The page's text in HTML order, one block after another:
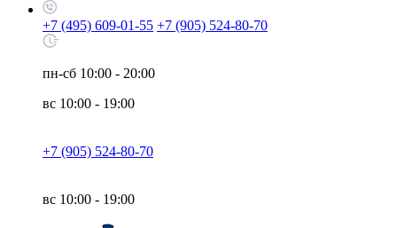
+7 (495) 609-01-55 +7 (905) 524-80-70
пн-сб 10:00 - 20:00
вс 10:00 - 19:00
+7 (905) 524-80-70
вс 10:00 - 19:00